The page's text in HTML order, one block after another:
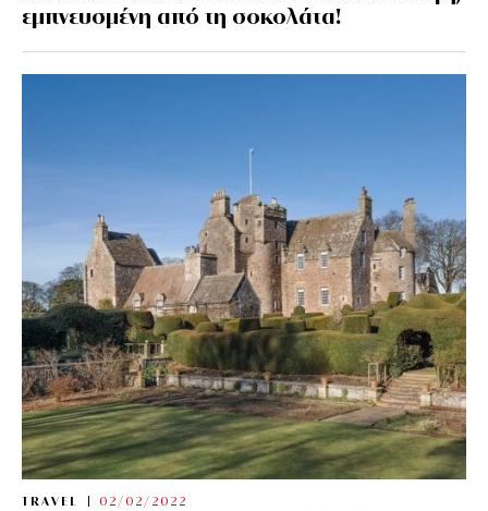
εμπνευσμένη από τη σοκολάτα!
TRAVEL 02/02/2022